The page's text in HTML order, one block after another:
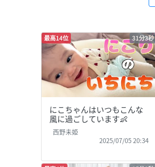
最高14位 31分3秒
にこちゃんはいつもこんな
風に過ごしています👶
西野未姫
2025/07/05 20:34